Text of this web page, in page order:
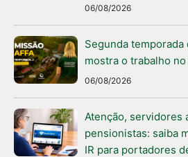
06/08/2026
Segunda temporada
mostra o trabalho no
06/08/2026
Atenção, servidores
pensionistas: saiba
IR para portadores